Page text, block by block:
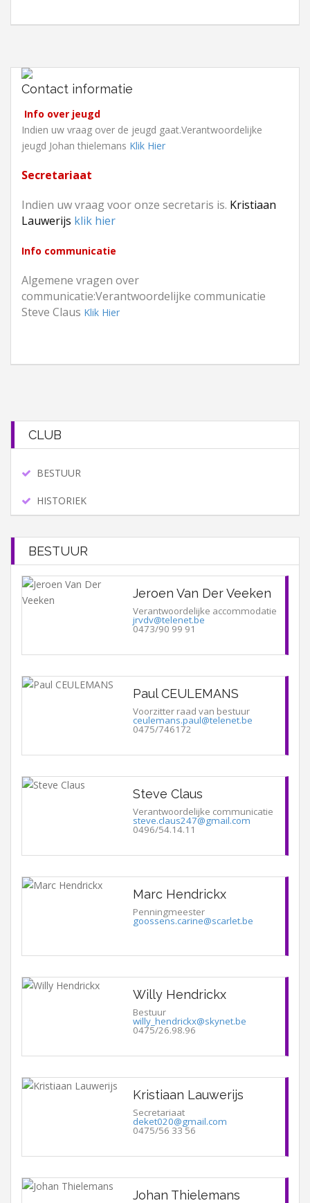
Contact informatie
Info over jeugd
Indien uw vraag over de jeugd gaat.Verantwoordelijke
jeugd Johan thielemans Klik Hier
Secretariaat
Indien uw vraag voor onze secretaris is. Kristiaan
Lauwerijs klik hier
Info communicatie
Algemene vragen over
communicatie:Verantwoordelijke communicatie
Steve Claus Klik Hier
CLUB
BESTUUR
HISTORIEK
BESTUUR
Jeroen Van Der Veeken
Verantwoordelijke accommodatie
jrvdv@telenet.be
0473/90 99 91
Paul CEULEMANS
Voorzitter raad van bestuur
ceulemans.paul@telenet.be
0475/746172
Steve Claus
Verantwoordelijke communicatie
steve.claus247@gmail.com
0496/54.14.11
Marc Hendrickx
Penningmeester
goossens.carine@scarlet.be
Willy Hendrickx
Bestuur
willy_hendrickx@skynet.be
0475/26.98.96
Kristiaan Lauwerijs
Secretariaat
deket020@gmail.com
0475/56 33 56
Johan Thielemans